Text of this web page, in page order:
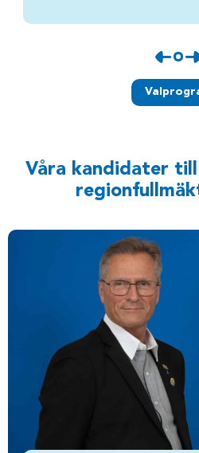
Våra kandidater